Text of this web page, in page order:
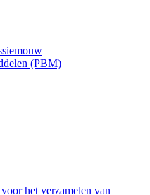
(PBM)
het verzamelen van